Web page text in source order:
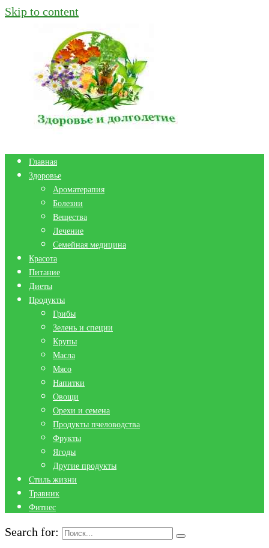
Skip to content
Главная
Здоровье
Ароматерапия
Болезни
Вещества
Лечение
Семейная медицина
Красота
Питание
Диеты
Продукты
Грибы
Зелень и специи
Крупы
Масла
Мясо
Напитки
Овощи
Орехи и семена
Продукты пчеловодства
Фрукты
Ягоды
Другие продукты
Стиль жизни
Травник
Фитнес
Search for: